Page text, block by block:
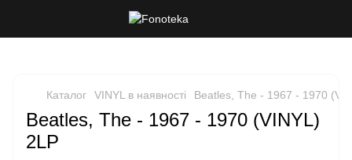
Каталог VINYL в наявності Beatles, The - 1967 - 1970
Beatles, The - 1967 - 1970 (VINYL)
2LP